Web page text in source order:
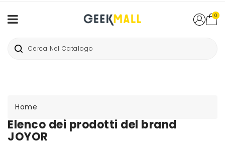
0
Home
Elenco dei prodotti del brand
JOYOR